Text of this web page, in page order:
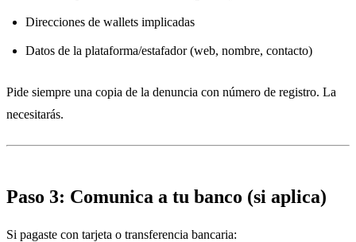
Direcciones de wallets implicadas
Datos de la plataforma/estafador (web, nombre, contacto)
Pide siempre una copia de la denuncia con número de registro. La
necesitarás.
Paso 3: Comunica a tu banco (si aplica)
Si pagaste con tarjeta o transferencia bancaria: